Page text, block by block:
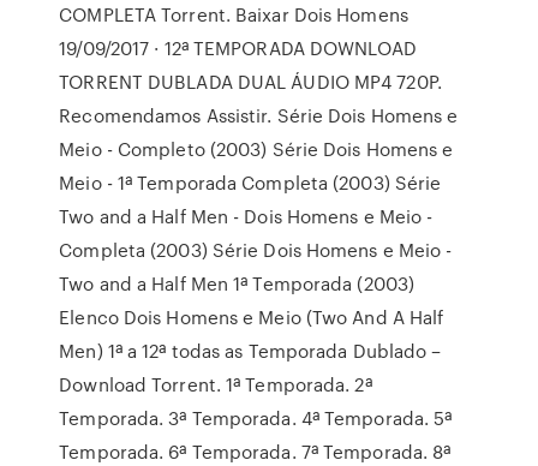
COMPLETA Torrent. Baixar Dois Homens
19/09/2017 · 12ª TEMPORADA DOWNLOAD
TORRENT DUBLADA DUAL ÁUDIO MP4 720P.
Recomendamos Assistir. Série Dois Homens e
Meio - Completo (2003) Série Dois Homens e
Meio - 1ª Temporada Completa (2003) Série
Two and a Half Men - Dois Homens e Meio -
Completa (2003) Série Dois Homens e Meio -
Two and a Half Men 1ª Temporada (2003)
Elenco Dois Homens e Meio (Two And A Half
Men) 1ª a 12ª todas as Temporada Dublado –
Download Torrent. 1ª Temporada. 2ª
Temporada. 3ª Temporada. 4ª Temporada. 5ª
Temporada. 6ª Temporada. 7ª Temporada. 8ª